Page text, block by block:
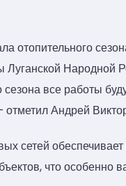
отопительного
Луганской Народной
сезона все работы
отметил Андрей
сетей
что особенно